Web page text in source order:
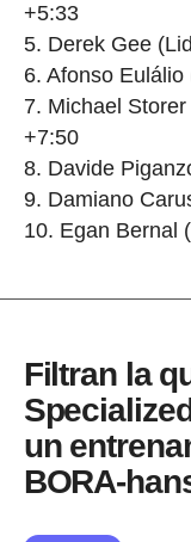
+5:33
5. Derek Gee
6. Afonso
7. Michael
+7:50
8. Davide
9. Damiano
10. Egan Bernal
Filtran la
un
BORA-